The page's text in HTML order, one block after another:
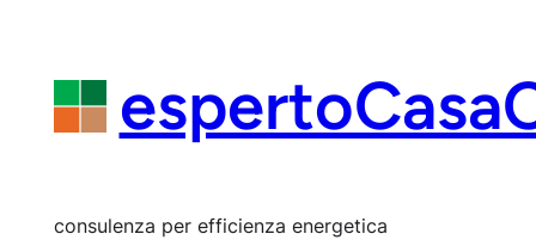
consulenza per efficienza energetica